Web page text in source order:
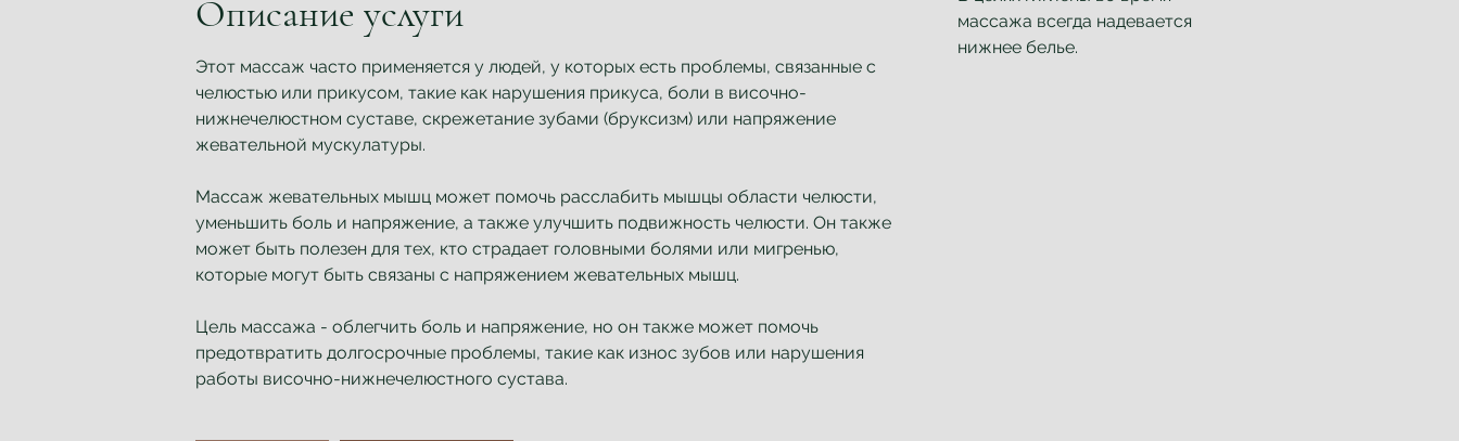
Описание услуги
Этот массаж часто применяется у людей, у которых есть проблемы, связанные с
челюстью или прикусом, такие как нарушения прикуса, боли в височно-
нижнечелюстном суставе, скрежетание зубами (бруксизм) или напряжение
жевательной мускулатуры.
Массаж жевательных мышц может помочь расслабить мышцы области челюсти,
уменьшить боль и напряжение, а также улучшить подвижность челюсти. Он также
может быть полезен для тех, кто страдает головными болями или мигренью,
которые могут быть связаны с напряжением жевательных мышц.
Цель массажа - облегчить боль и напряжение, но он также может помочь
предотвратить долгосрочные проблемы, такие как износ зубов или нарушения
работы височно-нижнечелюстного сустава.
массажа всегда надевается
нижнее белье.